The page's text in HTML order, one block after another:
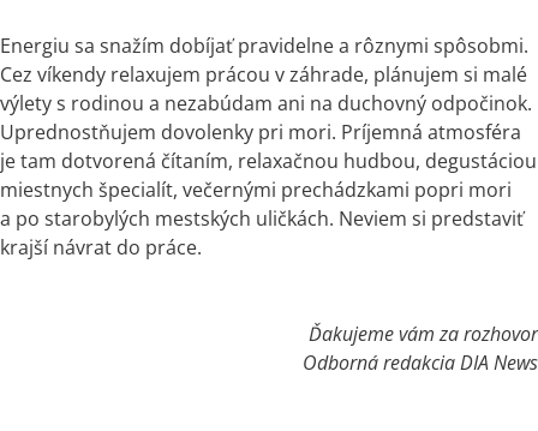
Energiu sa snažím dobíjať pravidelne a rôznymi spôsobmi.
Cez víkendy relaxujem prácou v záhrade, plánujem si malé
výlety s rodinou a nezabúdam ani na duchovný odpočinok.
Uprednostňujem dovolenky pri mori. Príjemná atmosféra
je tam dotvorená čítaním, relaxačnou hudbou, degustáciou
miestnych špecialít, večernými prechádzkami popri mori
a po starobylých mestských uličkách. Neviem si predstaviť
krajší návrat do práce.
Ďakujeme vám za rozhovor
Odborná redakcia DIA News